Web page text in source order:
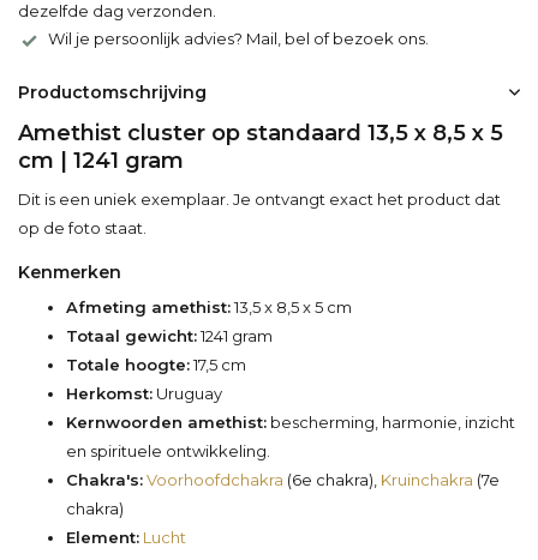
dezelfde dag verzonden.
Wil je persoonlijk advies? Mail, bel of bezoek ons.
Productomschrijving
Amethist cluster op standaard 13,5 x 8,5 x 5
cm | 1241 gram
Dit is een uniek exemplaar. Je ontvangt exact het product dat
op de foto staat.
Kenmerken
Afmeting amethist:13,5 x 8,5 x 5 cm
Totaal gewicht:1241 gram
Totale hoogte:17,5 cm
Herkomst: Uruguay
Kernwoorden amethist: bescherming, harmonie, inzicht
en spirituele ontwikkeling.
Chakra's:Voorhoofdchakra (6e chakra), Kruinchakra (7e
chakra)
Element: Lucht